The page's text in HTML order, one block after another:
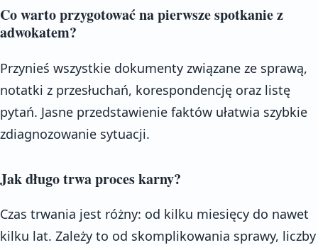
Co warto przygotować na pierwsze spotkanie z
adwokatem?
Przynieś wszystkie dokumenty związane ze sprawą,
notatki z przesłuchań, korespondencję oraz listę
pytań. Jasne przedstawienie faktów ułatwia szybkie
zdiagnozowanie sytuacji.
Jak długo trwa proces karny?
Czas trwania jest różny: od kilku miesięcy do nawet
kilku lat. Zależy to od skomplikowania sprawy, liczby